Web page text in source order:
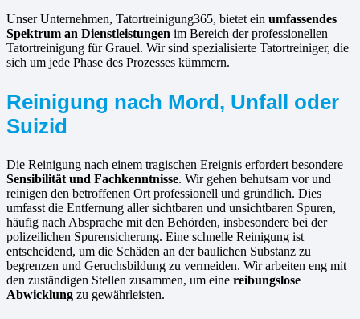
Unser Unternehmen, Tatortreinigung365, bietet ein umfassendes
Spektrum an Dienstleistungen im Bereich der professionellen
Tatortreinigung für Grauel. Wir sind spezialisierte Tatortreiniger, die
sich um jede Phase des Prozesses kümmern.
Reinigung nach Mord, Unfall oder
Suizid
Die Reinigung nach einem tragischen Ereignis erfordert besondere
Sensibilität und Fachkenntnisse. Wir gehen behutsam vor und
reinigen den betroffenen Ort professionell und gründlich. Dies
umfasst die Entfernung aller sichtbaren und unsichtbaren Spuren,
häufig nach Absprache mit den Behörden, insbesondere bei der
polizeilichen Spurensicherung. Eine schnelle Reinigung ist
entscheidend, um die Schäden an der baulichen Substanz zu
begrenzen und Geruchsbildung zu vermeiden. Wir arbeiten eng mit
den zuständigen Stellen zusammen, um eine reibungslose
Abwicklung zu gewährleisten.